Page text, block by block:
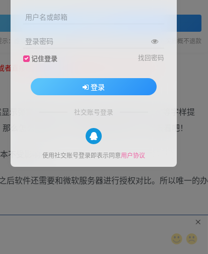
示：虚拟软件资源具有可复制性，购买前请确认是否需要，购买后概不退款
者直接联系
示弹窗出来“为什么要冒险？获取正版office”等字样提
么怎么取消呢？下面小编就带着大家一起看看吧！
不受影响
后软件还需要和微软服务器进行授权对比。所以唯一的办
用户名或邮箱
登录密码
记住登录 找回密码
登录
社交账号登录
使用社交账号登录即表示同意用户协议